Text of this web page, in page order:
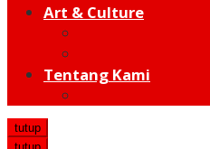
Art & Culture
Tentang Kami
tutup